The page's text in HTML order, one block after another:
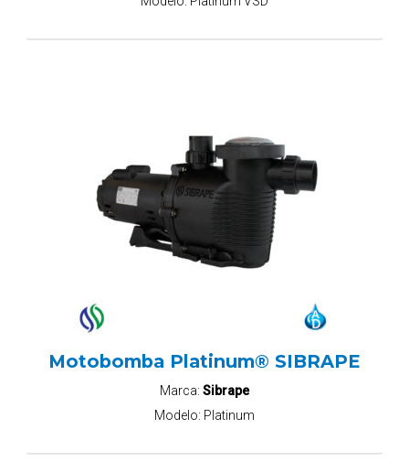
Motobomba Platinum® SIBRAPE
Marca: Sibrape
Modelo: Platinum